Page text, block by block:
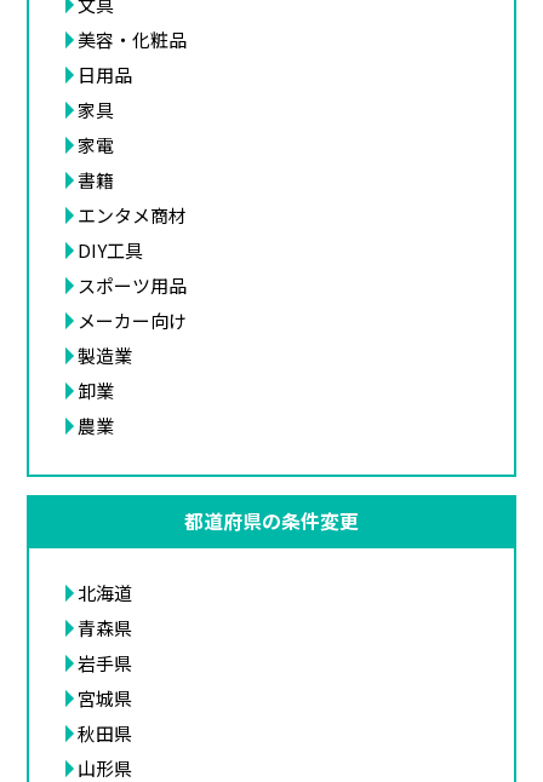
美容・化粧品
日用品
家具
家電
書籍
エンタメ商材
DIY工具
スポーツ用品
メーカー向け
製造業
卸業
農業
都道府県の条件変更
北海道
青森県
岩手県
宮城県
秋田県
山形県